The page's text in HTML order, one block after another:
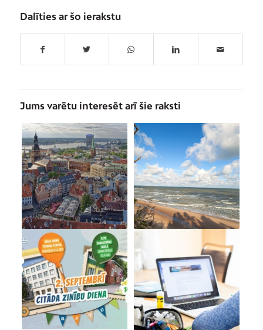
Dalīties ar šo ierakstu
Jums varētu interesēt arī šie raksti